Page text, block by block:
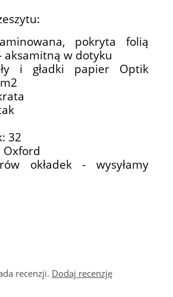
pokryta folią
aksamitną w dotyku
i gładki papier Optik
32
Oxford
okładek - wysyłamy
recenzji. Dodaj recenzję